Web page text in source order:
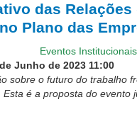
Administrativos
Digital
de Ética dos Servidores
Eletrônico JT
das Relações
no Plano das
Eventos Institucionais
Junho de 2023 11:00
sobre o futuro do trabalho
Esta é a proposta do evento